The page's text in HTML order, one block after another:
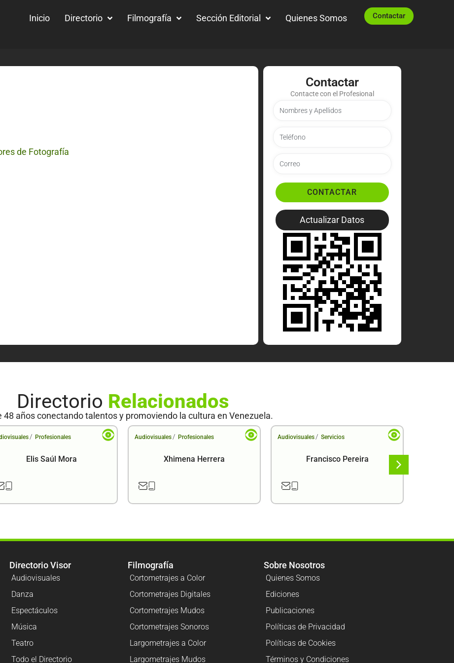
Inicio Directorio Filmografía Sección Editorial Quienes Somos Contactar
de Fotografía
Contactar
Contacte con el Profesional
CONTACTAR
Actualizar Datos
Directorio Relacionados
48 años conectando talentos y promoviendo la cultura en Venezuela.
/ Profesionales
Elis Saúl Mora
Audiovisuales / Profesionales
Xhimena Herrera
Audiovisuales / Servicios
Francisco Pereira
Directorio Visor
Audiovisuales
Danza
Espectáculos
Música
Teatro
Todo el Directorio
Filmografía
Cortometrajes a Color
Cortometrajes Digitales
Cortometrajes Mudos
Cortometrajes Sonoros
Largometrajes a Color
Largometrajes Mudos
Sobre Nosotros
Quienes Somos
Ediciones
Publicaciones
Políticas de Privacidad
Políticas de Cookies
Términos y Condiciones